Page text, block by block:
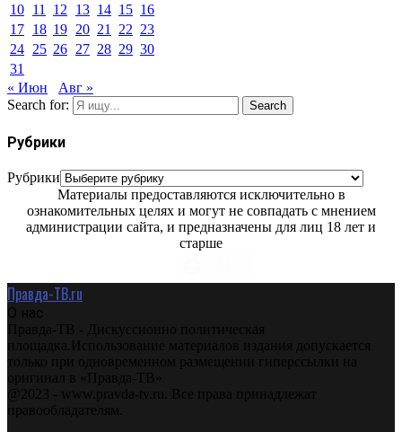
10 11 12 13 14 15 16
17 18 19 20 21 22 23
24 25 26 27 28 29 30
31
« Июн
Авг »
Search for:
Search
Рубрики
Рубрики
Материалы предоставляются исключительно в
ознакомительных целях и могут не совпадать с мнением
администрации сайта, и предназначены для лиц 18 лет и
старше
Правда-ТВ.ru
О нас
Правда-ТВ - Дискуссионно политическая
площадка.Использование материалов издания допускается
только при одновременном размещении гиперссылки на
оригинал в «Правда-ТВ»
@2023 - www.pravda-tv.ru. Все права принадлежат
правообладателям.